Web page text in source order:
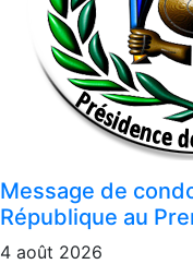
Message de
République au
4 août 2026